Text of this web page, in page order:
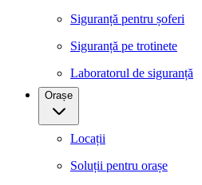
Siguranță pentru șoferi
Siguranță pe trotinete
Laboratorul de siguranță
Orașe
Locații
Soluții pentru orașe